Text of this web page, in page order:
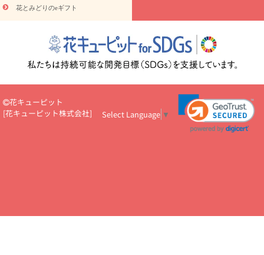
やみ・10000円～
365日の誕生花カレンダー
開店・開業祝
お祝いを贈るときのマナー・
花キューピットのお祝いコラム一覧
誕生日のお花を「色
彩心理学」で選ぶ方法
結婚祝いの予算相場
出産祝いお役立ち情
転職祝いのマナー基礎知識
ペットのお祝いワンポイントアド
バイス
スタンド花（フラスタ）のマナー
お見舞いのマナーとル
お祝い花のマナー総まとめ
場上司や先輩へ贈るお祝い花の正解は？
開店祝いの花 選び方ガイ
ド（早見表あり）
花キューピットのお供え・
プロ直伝10のテクニック
花美人5人の「花のある暮らし」
美
花とみどりのeギフト
花キューピット
[花キューピット株式会社] Select Language ▼